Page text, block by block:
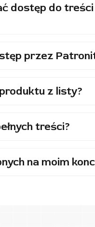
dostęp do treści
przez
z listy?
treści?
na moim